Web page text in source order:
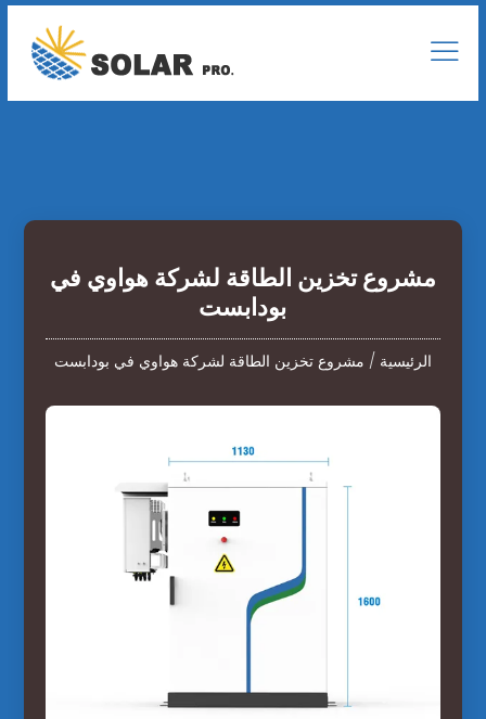
مشروع تخزين الطاقة لشركة هواوي في
بودابست
الرئيسية / مشروع تخزين الطاقة لشركة هواوي في بودابست